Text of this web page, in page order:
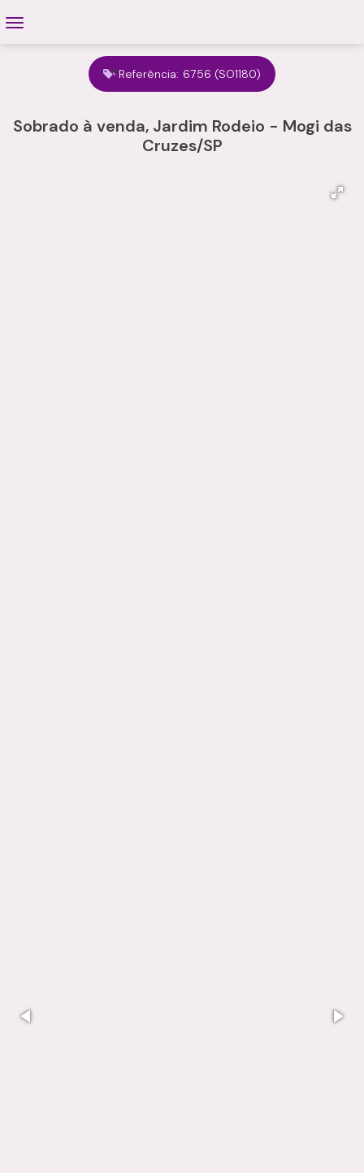
Referência: 6756 (SO1180)
Sobrado à venda, Jardim Rodeio - Mogi das
Cruzes/SP